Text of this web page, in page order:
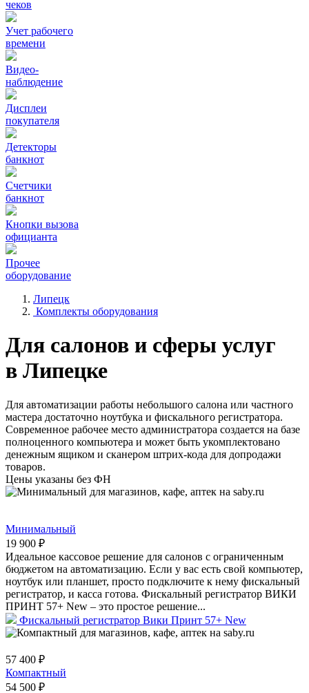
чеков
Учет рабочего
времени
Видео‑
наблюдение
Дисплеи
покупателя
Детекторы
банкнот
Счетчики
банкнот
Кнопки вызова
официанта
Прочее
оборудование
Липецк
Комплекты оборудования
Для салонов и сферы услуг
в Липецке
Для автоматизации работы небольшого салона или частного
мастера достаточно ноутбука и фискального регистратора.
Современное рабочее место администратора создается на базе
полноценного компьютера и может быть укомплектовано
денежным ящиком и сканером штрих-кода для допродажи
товаров.
Цены указаны без ФН
Минимальный
19 900 ₽
Идеальное кассовое решение для салонов с ограниченным
бюджетом на автоматизацию. Если у вас есть свой компьютер,
ноутбук или планшет, просто подключите к нему фискальный
регистратор, и касса готова. Фискальный регистратор ВИКИ
ПРИНТ 57+ New – это простое решение...
Фискальный регистратор Вики Принт 57+ New
57 400 ₽
Компактный
54 500 ₽